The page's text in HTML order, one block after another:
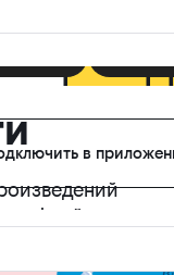
офлайн
в